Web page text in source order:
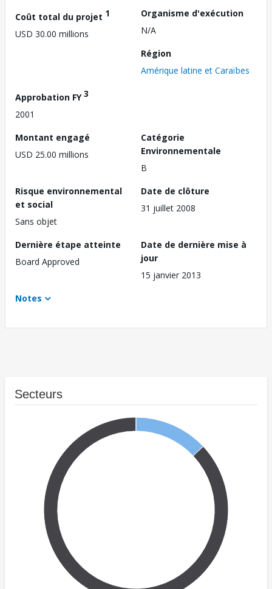
Coût total du projet 1
USD 30.00 millions
Organisme d'exécution
N/A
Région
Amérique latine et Caraïbes
Approbation FY3
2001
Montant engagé
USD 25.00 millions
Catégorie
Environnementale
B
Risque environnemental
et social
Sans objet
Date de clôture
31 juillet 2008
Dernière étape atteinte
Board Approved
Date de dernière mise à
jour
15 janvier 2013
Notes
Secteurs